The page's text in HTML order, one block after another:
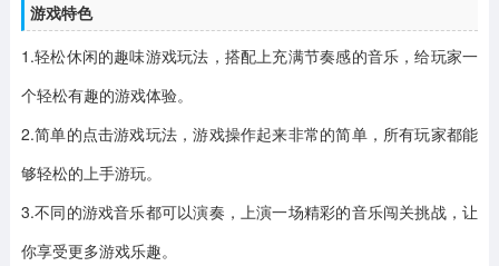
游戏特色
1.轻松休闲的趣味游戏玩法，搭配上充满节奏感的音乐，给玩家一
个轻松有趣的游戏体验。
2.简单的点击游戏玩法，游戏操作起来非常的简单，所有玩家都能
够轻松的上手游玩。
3.不同的游戏音乐都可以演奏，上演一场精彩的音乐闯关挑战，让
你享受更多游戏乐趣。